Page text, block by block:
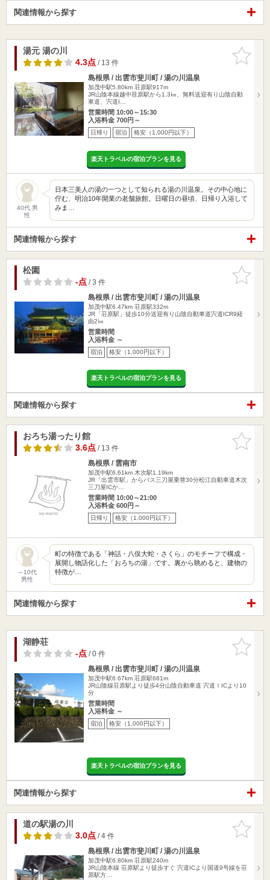
関連情報から探す
お気に入
りに追加
湯元 湯の川
4.3点/ 13 件
島根県 / 出雲市斐川町 / 湯の川温泉
加茂中駅5.80km 荘原駅917m
JR山陰本線越中荏原駅から1.3㎞、無料送迎有り山陰自動
車道、宍道I…
営業時間 10:00～15:30
入浴料金 700円～
日帰り 宿泊 格安（1,000円以下）
楽天トラベルの宿泊プランを見る
40代 男
性
日本三美人の湯の一つとして知られる湯の川温泉。その中心地に
佇む、明治10年開業の老舗旅館。日曜日の昼頃、日帰り入浴して
みま…
関連情報から探す
お気に入
りに追加
松園
-点/ 3 件
島根県 / 出雲市斐川町 / 湯の川温泉
加茂中駅6.47km 荘原駅332m
JR「荘原駅」徒歩10分送迎有り山陰自動車道宍道ICR9経
由2㎞
営業時間
入浴料金 ～
宿泊 格安（1,000円以下）
楽天トラベルの宿泊プランを見る
関連情報から探す
お気に入
りに追加
おろち湯ったり館
3.6点/ 13 件
島根県 / 雲南市
加茂中駅6.61km 木次駅1.19km
JR「出雲市駅」からバス三刀屋乗替30分松江自動車道木次
三刀屋ICか…
営業時間 10:00～21:00
入浴料金 600円～
日帰り 格安（1,000円以下）
～10代
男性
町の特徴である「神話・八俣大蛇・さくら」のモチーフで構成・
展開し物語化した「おろちの湯」です。裏から眺めると、建物の
特徴が…
関連情報から探す
お気に入
りに追加
湖静荘
-点/ 0 件
島根県 / 出雲市斐川町 / 湯の川温泉
加茂中駅6.67km 荘原駅681m
JR山陰線荘原駅より徒歩4分山陰自動車道 宍道ＩICより10
分
営業時間
入浴料金 ～
宿泊 格安（1,000円以下）
楽天トラベルの宿泊プランを見る
関連情報から探す
お気に入
りに追加
道の駅湯の川
3.0点/ 4 件
島根県 / 出雲市斐川町 / 湯の川温泉
加茂中駅6.80km 荘原駅240m
JR山陰本線 荘原駅より徒歩すぐ 宍道ICより国道9号線を荘
原駅方…